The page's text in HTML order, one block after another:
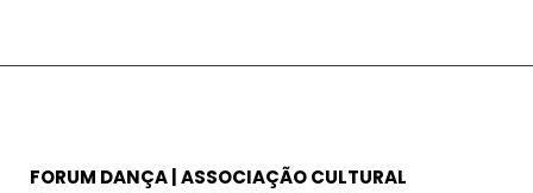
FORUM DANÇA | ASSOCIAÇÃO CULTURAL